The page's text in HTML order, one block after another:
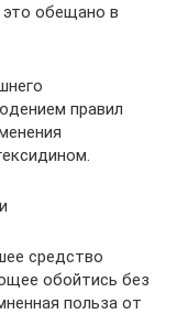
это обещано в
правил
средство
обойтись без
польза от